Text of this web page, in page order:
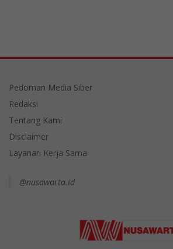
Pedoman Media Siber
Redaksi
Tentang Kami
Disclaimer
Layanan Kerja Sama
@nusawarta.id